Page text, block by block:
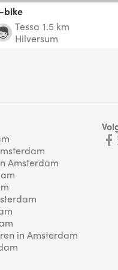
E-bike
Tessa 1.5 km
Hilversum
Amsterdam
in Amsterdam